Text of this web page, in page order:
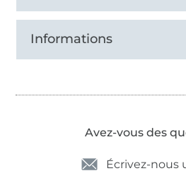
Informations
Avez-vous des
Écrivez-nous